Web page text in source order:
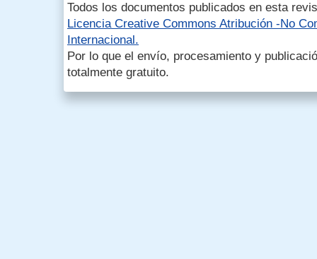
Todos los documentos publicados en esta
Licencia Creative Commons Atribución -No
Internacional.
Por lo que el envío, procesamiento y
totalmente gratuito.